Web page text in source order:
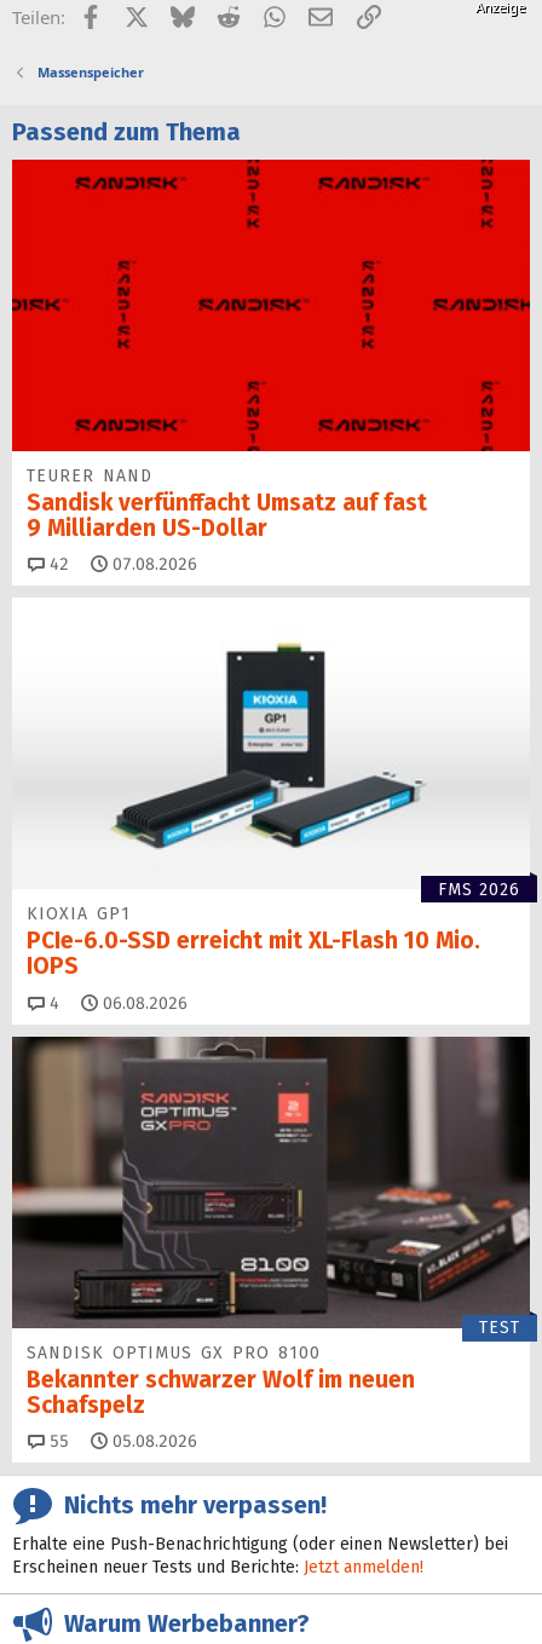
Teilen: FacebookX (Twitter)
BlueskyRedditWhatsApp
E-MailLink
Massenspeicher
Passend zum Thema
TEURER NAND
Sandisk verfünffacht Umsatz auf fast
9 Milliarden US-Dollar
42 Kommentare
07.08.2026
FMS 2026
KIOXIA GP1
PCIe-6.0-SSD erreicht mit XL-Flash 10 Mio.
IOPS
4 Kommentare
06.08.2026
TEST
SANDISK OPTIMUS GX PRO 8100
Bekannter schwarzer Wolf im neuen
Schafspelz
55 Kommentare
05.08.2026
Nichts mehr verpassen!
Erhalte eine Push-Benachrichtigung (oder einen Newsletter) bei
Erscheinen neuer Tests und Berichte: Jetzt anmelden!
Warum Werbebanner?